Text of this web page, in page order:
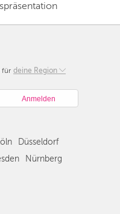
für deine Region
Berlin
Hamburg
Düsseldorf
Stuttgart
Düsseldorf
Nürnberg